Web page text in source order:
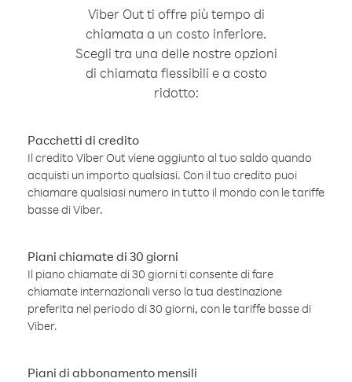
Viber Out ti offre più tempo di
chiamata a un costo inferiore.
Scegli tra una delle nostre opzioni
di chiamata flessibili e a costo
ridotto:
Pacchetti di credito
Il credito Viber Out viene aggiunto al tuo saldo quando
acquisti un importo qualsiasi. Con il tuo credito puoi
chiamare qualsiasi numero in tutto il mondo con le tariffe
basse di Viber.
Piani chiamate di 30 giorni
Il piano chiamate di 30 giorni ti consente di fare
chiamate internazionali verso la tua destinazione
preferita nel periodo di 30 giorni, con le tariffe basse di
Viber.
Piani di abbonamento mensili